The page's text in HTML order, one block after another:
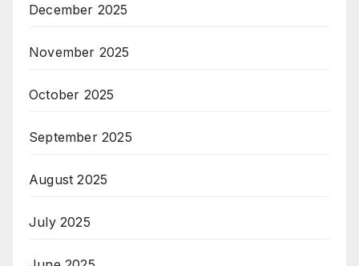
December 2025
November 2025
October 2025
September 2025
August 2025
July 2025